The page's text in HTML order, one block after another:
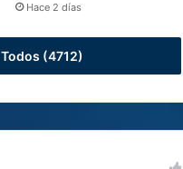
Hace 2 días
Todos (4712)